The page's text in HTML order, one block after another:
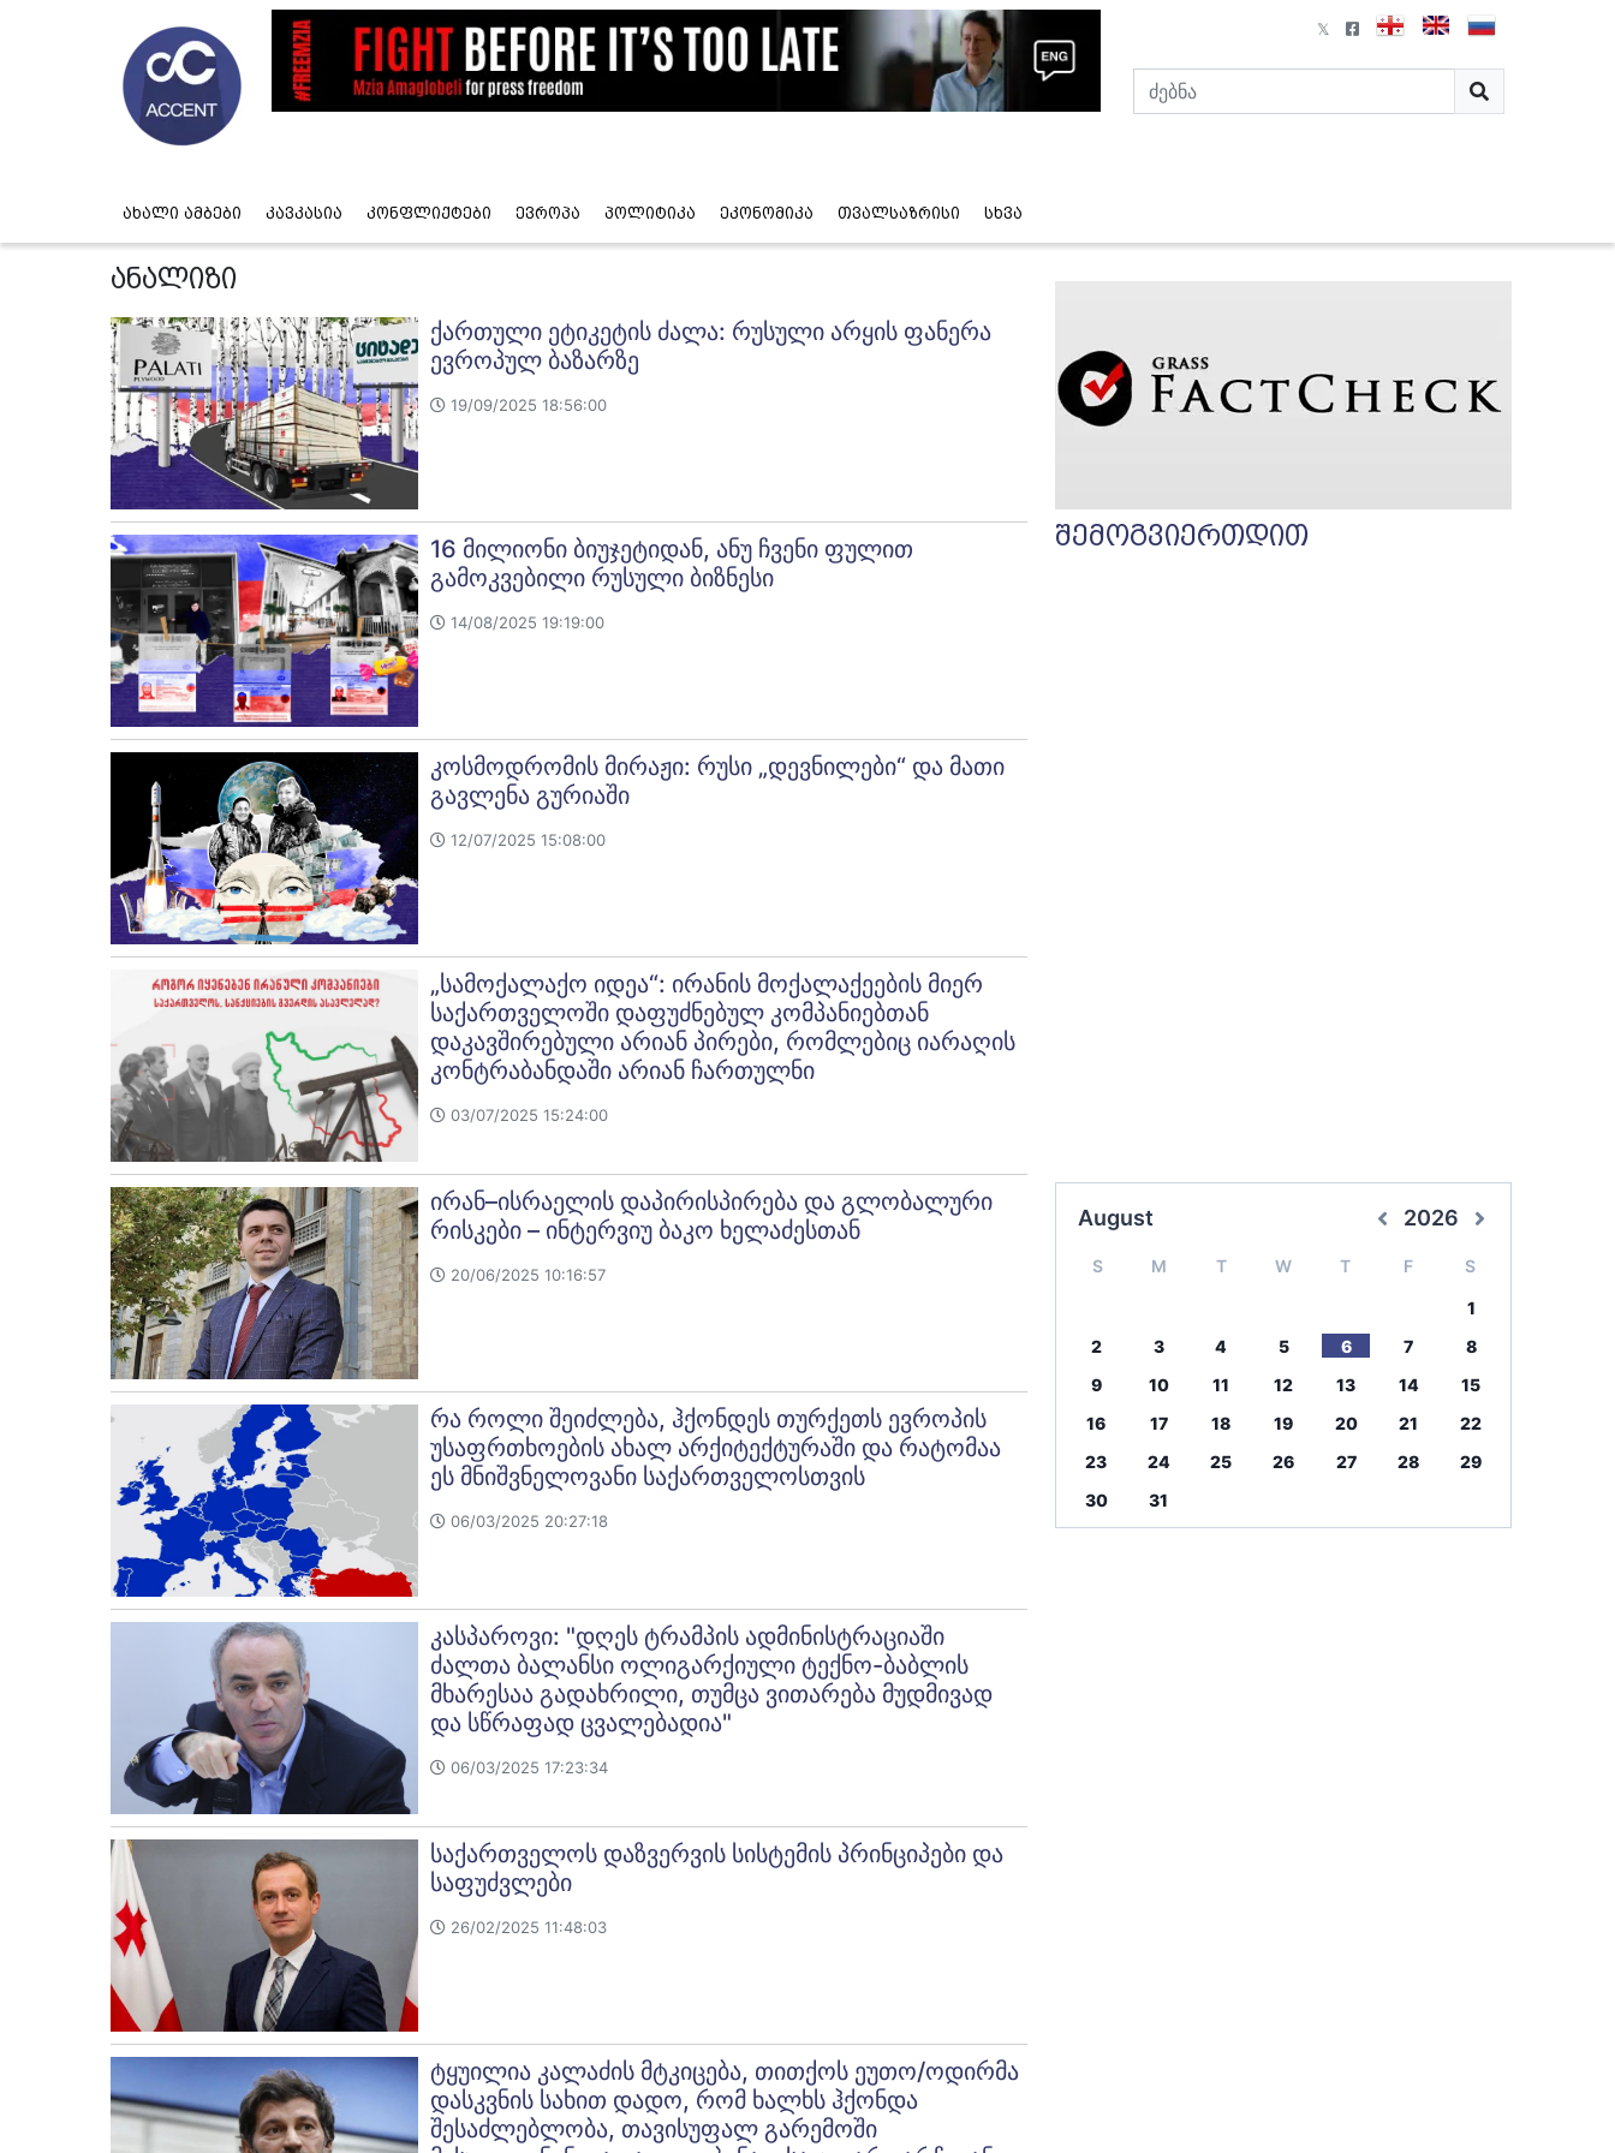
ახალი ამბები კავკასია კონფლიქტები ევროპა პოლიტიკა ეკონომიკა თვალსაზრისი სხვა
ანალიზი
ქართული ეტიკეტის ძალა: რუსული არყის ფანერა
ევროპულ ბაზარზე
19/09/2025 18:56:00
16 მილიონი ბიუჯეტიდან, ანუ ჩვენი ფულით
გამოკვებილი რუსული ბიზნესი
14/08/2025 19:19:00
კოსმოდრომის მირაჟი: რუსი „დევნილები“ და მათი
გავლენა გურიაში
12/07/2025 15:08:00
„სამოქალაქო იდეა“: ირანის მოქალაქეების მიერ
საქართველოში დაფუძნებულ კომპანიებთან
დაკავშირებული არიან პირები, რომლებიც იარაღის
კონტრაბანდაში არიან ჩართულნი
03/07/2025 15:24:00
ირან–ისრაელის დაპირისპირება და გლობალური
რისკები – ინტერვიუ ბაკო ხელაძესთან
20/06/2025 10:16:57
რა როლი შეიძლება, ჰქონდეს თურქეთს ევროპის
უსაფრთხოების ახალ არქიტექტურაში და რატომაა
ეს მნიშვნელოვანი საქართველოსთვის
06/03/2025 20:27:18
კასპაროვი: "დღეს ტრამპის ადმინისტრაციაში
ძალთა ბალანსი ოლიგარქიული ტექნო-ბაბლის
მხარესაა გადახრილი, თუმცა ვითარება მუდმივად
და სწრაფად ცვალებადია"
06/03/2025 17:23:34
საქართველოს დაზვერვის სისტემის პრინციპები და
საფუძვლები
26/02/2025 11:48:03
ტყუილია კალაძის მტკიცება, თითქოს ეუთო/ოდირმა
დასკვნის სახით დადო, რომ ხალხს ჰქონდა
შესაძლებლობა, თავისუფალ გარემოში
შემოგვიერთდით
August 2026
S M T W T F S
1
2
3 4 5 6 7
8
9
10 11 12 13 14
15
16
17 18 19 20 21
22
23
24 25 26 27 28
29
30
31